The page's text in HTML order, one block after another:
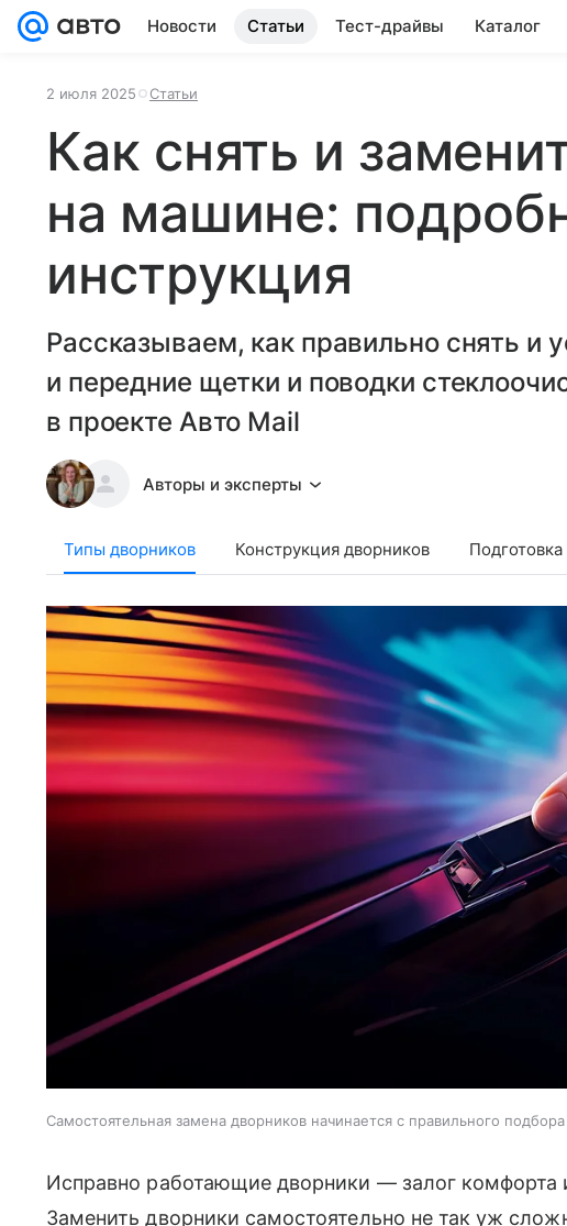
Новости Статьи Тест-драйвы Каталог
2 июля 2025 Статьи
Как снять и
на машине:
инструкция
Рассказываем, как правильно снять и
и передние щетки и поводки
в проекте Авто Mail
Авторы и эксперты
Типы дворников Конструкция дворников
Самостоятельная замена дворников начинается с правильного
Исправно работающие дворники — залог комфорта
Заменить дворники самостоятельно не так уж